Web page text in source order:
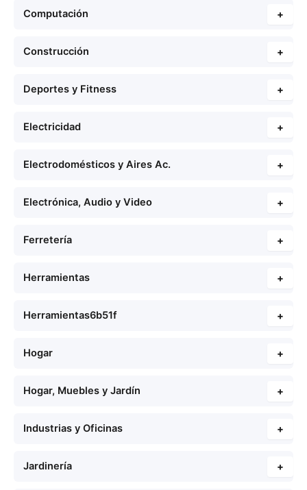
Computación +
Construcción +
Deportes y Fitness +
Electricidad +
Electrodomésticos y Aires Ac. +
Electrónica, Audio y Video +
Ferretería +
Herramientas +
Herramientas6b51f +
Hogar +
Hogar, Muebles y Jardín +
Industrias y Oficinas +
Jardinería +